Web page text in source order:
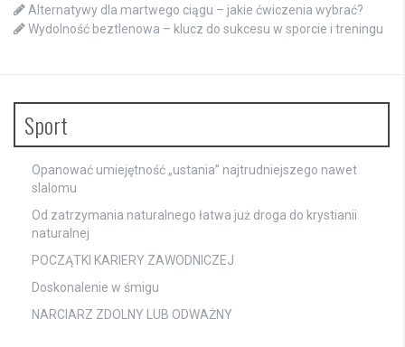
Alternatywy dla martwego ciągu – jakie ćwiczenia wybrać?
Wydolność beztlenowa – klucz do sukcesu w sporcie i treningu
Sport
Opanować umiejętność „ustania” najtrudniejszego nawet
slalomu
Od zatrzymania naturalnego łatwa już droga do krystianii
naturalnej
POCZĄTKI KARIERY ZAWODNICZEJ
Doskonalenie w śmigu
NARCIARZ ZDOLNY LUB ODWAŻNY